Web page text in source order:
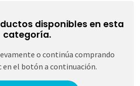
disponibles en esta
categoría.
o continúa comprando
en el botón a continuación.